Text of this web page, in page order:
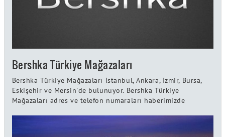
Bershka Türkiye Mağazaları
Bershka Türkiye Mağazaları İstanbul, Ankara, İzmir, Bursa,
Eskişehir ve Mersin'de bulunuyor. Bershka Türkiye
Mağazaları adres ve telefon numaraları haberimizde